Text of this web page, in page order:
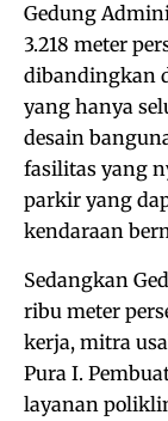
Gedung
3.218 meter
dibandingkan
yang hanya
desain
fasilitas yang
parkir yang
kendaraan
Sedangkan
ribu meter
kerja, mitra
Pura I.
layanan